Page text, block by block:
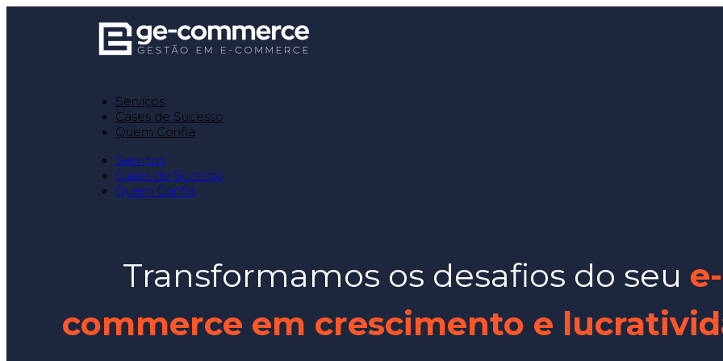
Serviços
Cases de Sucesso
Quem Confia
Serviços
Cases de Sucesso
Quem Confia
Transformamos os desafios do seu e-
commerce em crescimento e